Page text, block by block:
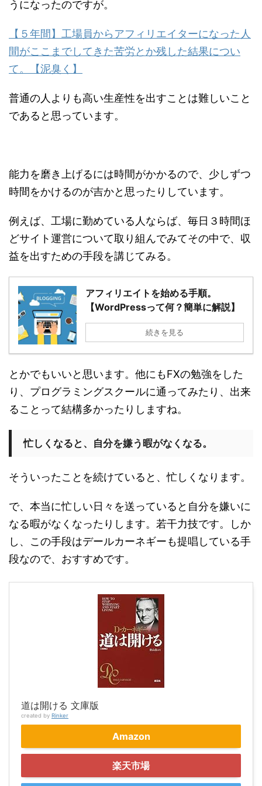
うになったのですが。
【５年間】工場員からアフィリエイターになった人
間がここまでしてきた苦労とか残した結果につい
て。【泥臭く】
普通の人よりも高い生産性を出すことは難しいこと
であると思っています。
能力を磨き上げるには時間がかかるので、少しずつ
時間をかけるのが吉かと思ったりしています。
例えば、工場に勤めている人ならば、毎日３時間ほ
どサイト運営について取り組んでみてその中で、収
益を出すための手段を講じてみる。
アフィリエイトを始める手順。
【WordPressって何？簡単に解説】
続きを見る
とかでもいいと思います。他にもFXの勉強をした
り、プログラミングスクールに通ってみたり、出来
ることって結構多かったりしますね。
忙しくなると、自分を嫌う暇がなくなる。
そういったことを続けていると、忙しくなります。
で、本当に忙しい日々を送っていると自分を嫌いに
なる暇がなくなったりします。若干力技です。しか
し、この手段はデールカーネギーも提唱している手
段なので、おすすめです。
道は開ける 文庫版
created by Rinker
Amazon
楽天市場